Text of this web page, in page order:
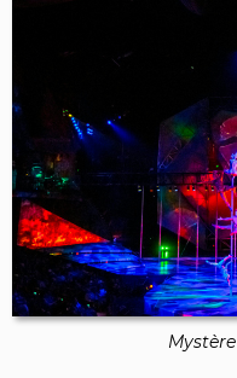
Mystère